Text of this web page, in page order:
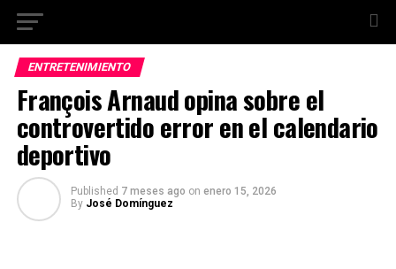
ENTRETENIMIENTO
François Arnaud opina sobre el
controvertido error en el calendario
deportivo
Published 7 meses ago on enero 15, 2026
By José Domínguez